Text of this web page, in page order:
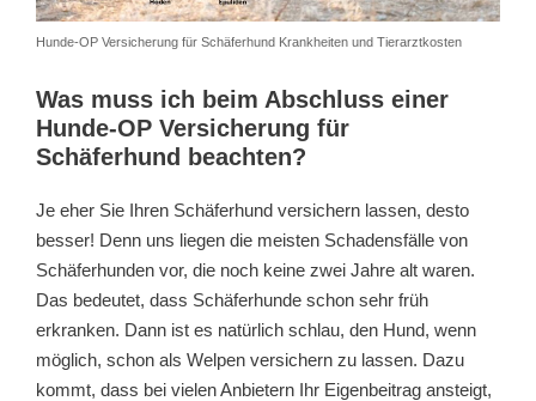
Hunde-OP Versicherung für Schäferhund Krankheiten und Tierarztkosten
Was muss ich beim Abschluss einer
Hunde-OP Versicherung für
Schäferhund beachten?
Je eher Sie Ihren Schäferhund versichern lassen, desto
besser! Denn uns liegen die meisten Schadensfälle von
Schäferhunden vor, die noch keine zwei Jahre alt waren.
Das bedeutet, dass Schäferhunde schon sehr früh
erkranken. Dann ist es natürlich schlau, den Hund, wenn
möglich, schon als Welpen versichern zu lassen. Dazu
kommt, dass bei vielen Anbietern Ihr Eigenbeitrag ansteigt,